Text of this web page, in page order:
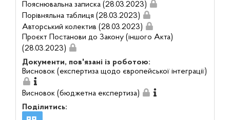
Пояснювальна записка (28.03.2023)
Порівняльна таблиця (28.03.2023)
Авторський колектив (28.03.2023)
Проєкт Постанови до Закону (іншого Акта)
(28.03.2023)
Документи, пов'язані із роботою:
Висновок (експертиза щодо європейської інтеграції)
Висновок (бюджетна експертиза)
Поділитись: